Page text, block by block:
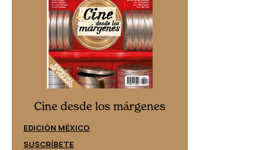
Cine desde los márgenes
EDICIÓN MÉXICO
SUSCRÍBETE